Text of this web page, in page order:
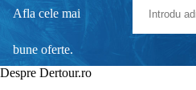
Afla cele mai
bune oferte.
Despre Dertour.ro